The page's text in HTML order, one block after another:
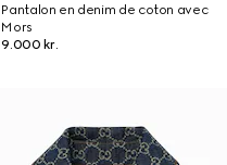
Pantalon en denim de coton avec
Mors
9.000 kr.